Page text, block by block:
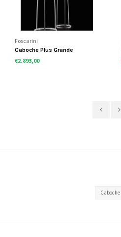
Foscarini
Caboche Plus Grande
vloerlamp
€2.893,00
Caboche